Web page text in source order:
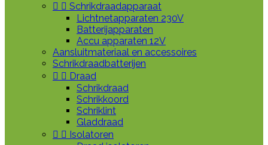
  Schrikdraadapparaat
Lichtnetapparaten 230V
Batterijapparaten
Accu apparaten 12V
Aansluitmateriaal en accessoires
Schrikdraadbatterijen
  Draad
Schrikdraad
Schrikkoord
Schriklint
Gladdraad
  Isolatoren